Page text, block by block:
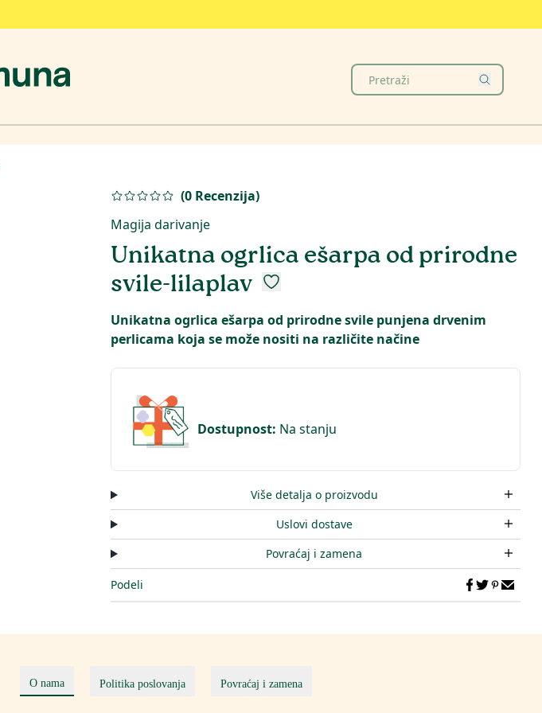
(0 Recenzija)
Magija darivanje
Unikatna ogrlica ešarpa od prirodne
svile-lilaplav
Unikatna ogrlica ešarpa od prirodne svile punjena drvenim
perlicama koja se može nositi na različite načine
Dostupnost: Na stanju
Više detalja o proizvodu
Uslovi dostave
Povraćaj i zamena
Podeli
O nama Politika poslovanja Povraćaj i zamena